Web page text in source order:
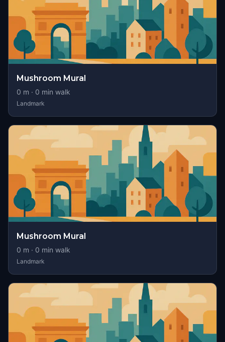
Mushroom Mural
0 m · 0 min walk
Landmark
Mushroom Mural
0 m · 0 min walk
Landmark